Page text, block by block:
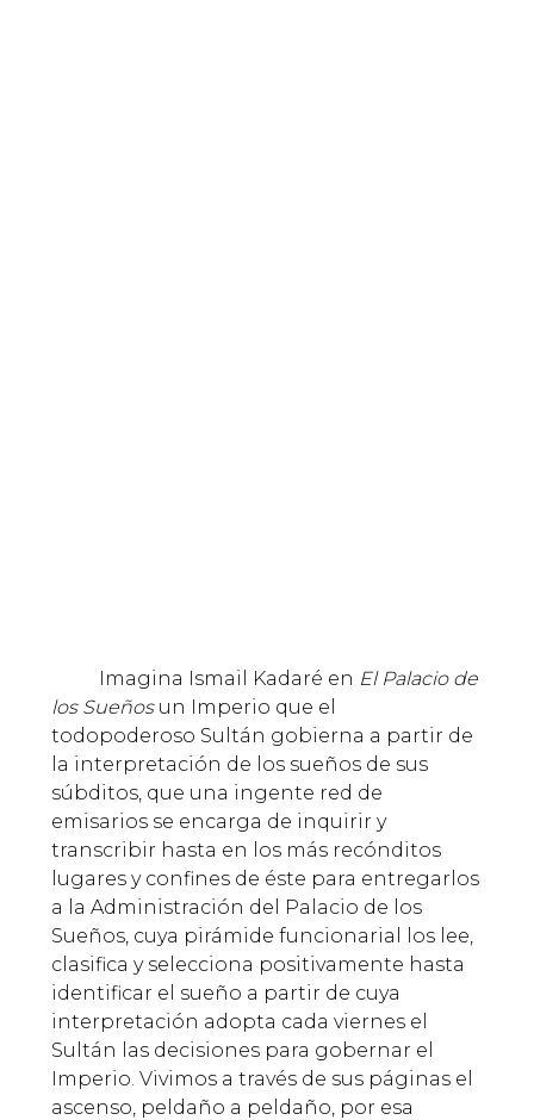
Imagina Ismail Kadaré en El Palacio de
los Sueñosun Imperio que el
todopoderoso Sultán gobierna a partir de
la interpretación de los sueños de sus
súbditos, que una ingente red de
emisarios se encarga de inquirir y
transcribir hasta en los más recónditos
lugares y confines de éste para entregarlos
a la Administración del Palacio de los
Sueños, cuya pirámide funcionarial los lee,
clasifica y selecciona positivamente hasta
identificar el sueño a partir de cuya
interpretación adopta cada viernes el
Sultán las decisiones para gobernar el
Imperio. Vivimos a través de sus páginas el
ascenso, peldaño a peldaño, por esa